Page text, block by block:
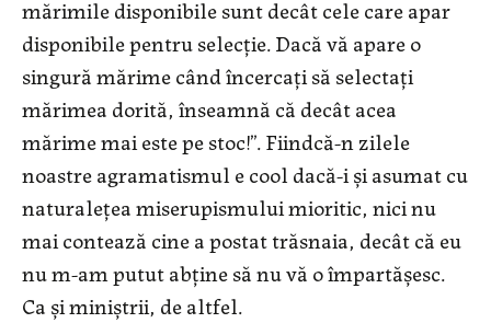
mărimile disponibile sunt decât cele care apar
disponibile pentru selecţie. Dacă vă apare o
singură mărime când încercaţi să selectaţi
mărimea dorită, înseamnă că decât acea
mărime mai este pe stoc!”. Fiindcă-n zilele
noastre agramatismul e cool dacă-i şi asumat cu
naturaleţea miserupismului mioritic, nici nu
mai contează cine a postat trăsnaia, decât că eu
nu m-am putut abţine să nu vă o împartăşesc.
Ca şi miniştrii, de altfel.